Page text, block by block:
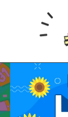
たは新しい
②申込日の
③開通から
※ ソフトバン
の場合は対
※ お申し込み
って選択し
＜これから
以下の条件
割引対象期
V」に申し
＜LINEMO
割引対象期
V」を利用
■他のサー